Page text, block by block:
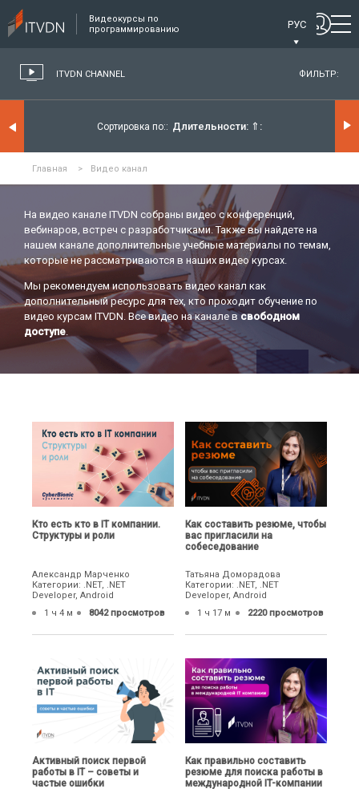
Видеокурсы по
программированию
РУС
ITVDN CHANNEL ФИЛЬТР:
Сортировка по: Длительности: ⇑
Главная > Видео канал
На видео канале ITVDN собраны видео с конференций,
вебинаров, встреч с разработчиками. Также вы найдете на
нашем канале дополнительные учебные материалы по темам,
которые не рассматриваются в наших видео курсах.
Мы рекомендуем использовать видео канал как
дополнительный ресурс для тех, кто проходит обучение по
видео курсам ITVDN. Все видео на канале всвободном
доступе.
Кто есть кто в IT компании.
Структуры и роли
Александр Марченко
Категории: .NET, .NET
Developer, Android
1 ч 4 м
8042 просмотров
Как составить резюме, чтобы
вас пригласили на
собеседование
Татьяна Доморадова
Категории: .NET, .NET
Developer, Android
1 ч 17 м
2220 просмотров
Активный поиск первой
работы в IT – советы и
частые ошибки
Как правильно составить
резюме для поиска работы в
международной IT-компании